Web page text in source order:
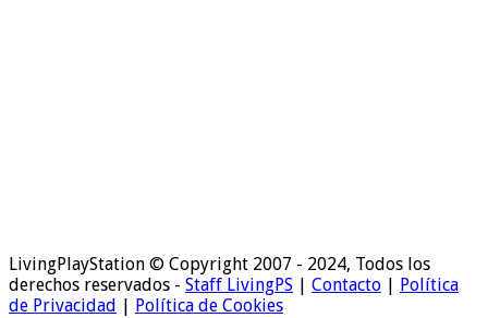
LivingPlayStation © Copyright 2007 - 2024, Todos los
derechos reservados - Staff LivingPS Contacto
Política
de Privacidad
Política de Cookies